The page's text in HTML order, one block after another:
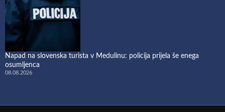
Napad na slovenska turista v Medulinu: policija prijela še enega
osumljenca
08.08.2026